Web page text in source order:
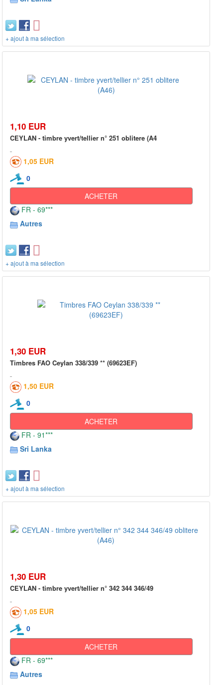
+ ajout à ma sélection
1,10 EUR
CEYLAN - timbre yvert/tellier n° 251 oblitere (A4
1,05 EUR
0
ACHETER
FR - 69***
Autres
+ ajout à ma sélection
1,30 EUR
Timbres FAO Ceylan 338/339 ** (69623EF)
1,50 EUR
0
ACHETER
FR - 91***
Sri Lanka
+ ajout à ma sélection
1,30 EUR
CEYLAN - timbre yvert/tellier n° 342 344 346/49
1,05 EUR
0
ACHETER
FR - 69***
Autres